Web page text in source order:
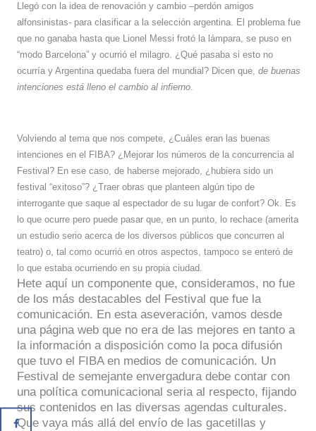
Llegó con la idea de renovación y cambio –perdón amigos
alfonsinistas- para clasificar a la selección argentina. El problema fue
que no ganaba hasta que Lionel Messi frotó la lámpara, se puso en
“modo Barcelona” y ocurrió el milagro. ¿Qué pasaba si esto no
ocurría y Argentina quedaba fuera del mundial? Dicen que, de buenas
intenciones está lleno el cambio al infierno.
Volviendo al tema que nos compete, ¿Cuáles eran las buenas
intenciones en el FIBA? ¿Mejorar los números de la concurrencia al
Festival? En ese caso, de haberse mejorado, ¿hubiera sido un
festival “exitoso”? ¿Traer obras que planteen algún tipo de
interrogante que saque al espectador de su lugar de confort? Ok. Es
lo que ocurre pero puede pasar que, en un punto, lo rechace (amerita
un estudio serio acerca de los diversos públicos que concurren al
teatro) o, tal como ocurrió en otros aspectos, tampoco se enteró de
lo que estaba ocurriendo en su propia ciudad.
Hete aquí un componente que, consideramos, no fue
de los más destacables del Festival que fue la
comunicación. En esta aseveración, vamos desde
una página web que no era de las mejores en tanto a
la información a disposición como la poca difusión
que tuvo el FIBA en medios de comunicación. Un
Festival de semejante envergadura debe contar con
una política comunicacional seria al respecto, fijando
sus contenidos en las diversas agendas culturales.
Que vaya más allá del envío de las gacetillas y